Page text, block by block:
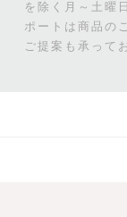
を除く月～土曜
ポートは商品の
ご提案も承って